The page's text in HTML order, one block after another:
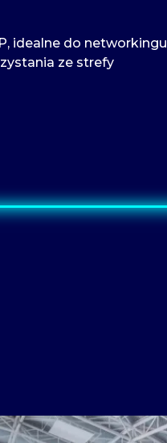
idealne do networkingu
ze strefy